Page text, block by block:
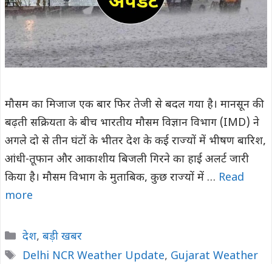
मौसम का मिजाज एक बार फिर तेजी से बदल गया है। मानसून की
बढ़ती सक्रियता के बीच भारतीय मौसम विज्ञान विभाग (IMD) ने
अगले दो से तीन घंटों के भीतर देश के कई राज्यों में भीषण बारिश,
आंधी-तूफान और आकाशीय बिजली गिरने का हाई अलर्ट जारी
किया है। मौसम विभाग के मुताबिक, कुछ राज्यों में … Read
more
Categories
देश, बड़ी खबर
Tags
Delhi NCR Weather Update, Gujarat Weather